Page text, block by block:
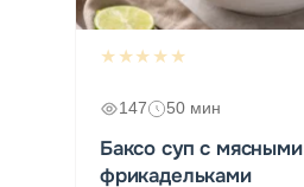
★★★★★
147 50 мин
Баксо суп с мясными
фрикадельками